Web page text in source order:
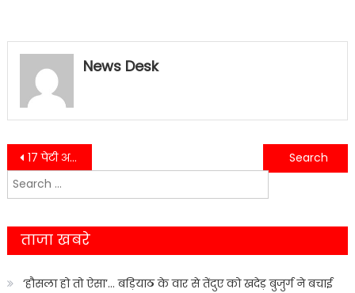
News Desk
Post
navigation
17 पेटी अवैध अंग्रेजी शराब के साथ पौड़ी पुलिस ने 01 शराब तस्कर को किया गिरफ्तार।
कैबिनेट मंत्री रेखा आर्या ने महिला सशक्तिकरण और महिला कल्याण विभाग के अधिकारियों के साथ ली बैठक…
Search
for:
ताजा खबरे
‘हौसला हो तो ऐसा’… बड़ियाठ के वार से तेंदुए को खदेड़ बुजुर्ग ने बचाई